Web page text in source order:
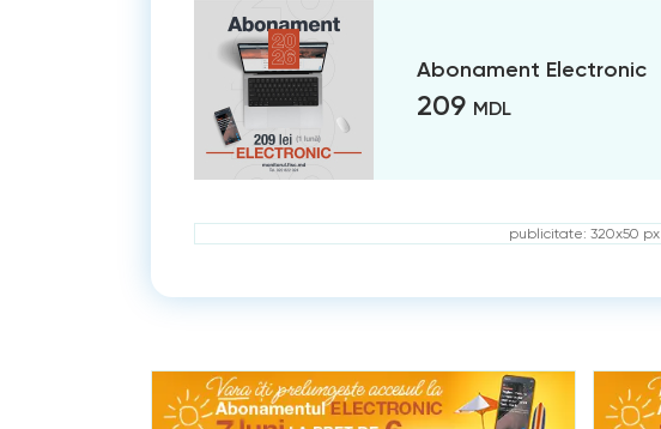
Abonament Electronic
209 MDL
publicitate: 320x50 px